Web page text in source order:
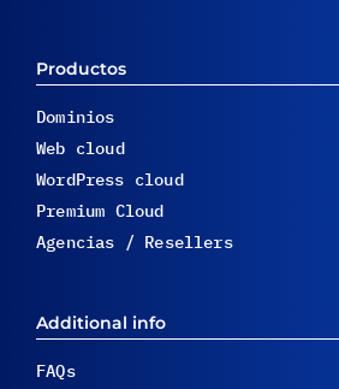
Productos
Dominios
Web cloud
WordPress cloud
Premium Cloud
Agencias / Resellers
Additional info
FAQs